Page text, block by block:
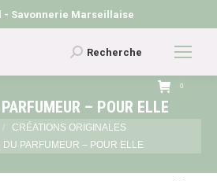
- Savonnerie Marseillaise
Recherche
:
Recherche
0
– POUR ELLE
CRÉATIONS ORIGINALES
DU PARFUMEUR – POUR ELLE